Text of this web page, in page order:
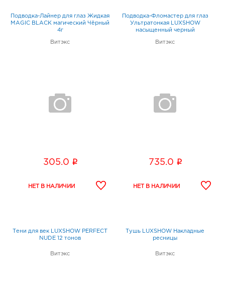
Подводка-Лайнер для глаз Жидкая
MAGIC BLACK магический Чёрный
4г
Витэкс
305.0 i
Подводка-Фломастер для глаз
Ультратонкая LUXSHOW
насыщенный черный
Витэкс
735.0 i
Тени для век LUXSHOW PERFECT
NUDE 12 тонов
Витэкс
Тушь LUXSHOW Накладные
ресницы
Витэкс